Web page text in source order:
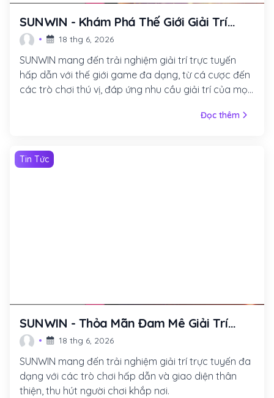
SUNWIN - Khám Phá Thế Giới Giải Trí
Trực Tuyến Đầy Màu Sắc
18 thg 6, 2026
SUNWIN mang đến trải nghiệm giải trí trực tuyến
hấp dẫn với thế giới game đa dạng, từ cá cược đến
các trò chơi thú vị, đáp ứng nhu cầu giải trí của mọi
Đọc thêm
Tin Tức
SUNWIN - Thỏa Mãn Đam Mê Giải Trí
Trực Tuyến Với Nhiều Trò Chơi Hấp Dẫn
18 thg 6, 2026
SUNWIN mang đến trải nghiệm giải trí trực tuyến đa
dạng với các trò chơi hấp dẫn và giao diện thân
thiện, thu hút người chơi khắp nơi.